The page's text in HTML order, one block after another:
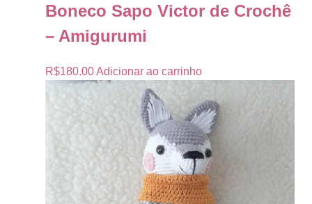
Boneco Sapo Victor de Crochê
– Amigurumi
R$180.00Adicionar ao carrinho